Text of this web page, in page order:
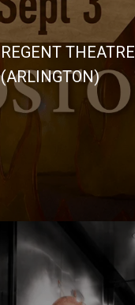
REGENT THEATRE
(ARLINGTON)